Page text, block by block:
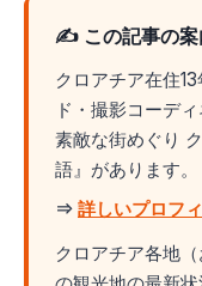
✍️ この記事の案
クロアチア在住
ド・撮影コーデ
素敵な街めぐり
語』があります。
⇒ 詳しいプロフ
クロアチア各地